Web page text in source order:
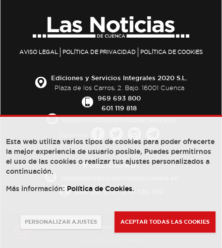
AVISO LEGAL POLÍTICA DE PRIVACIDAD POLÍTICA DE COOKIES
Ediciones y Servicios Integrales 2020 S.L.
Plaza de los Carros, 2. Bajo. 16001 Cuenca
969 693 800
601 119 818
PUBLICIDAD:
684 126 573/670 726 392
Esta web utiliza varios tipos de cookies para poder ofrecerte
la mejor experiencia de usuario posible, Puedes permitirnos
el uso de las cookies o realizar tus ajustes personalizados a
continuación.
Más información: Política de Cookies.
PERSONALIZAR AJUSTES ACEPTAR TODAS LAS COOKIES